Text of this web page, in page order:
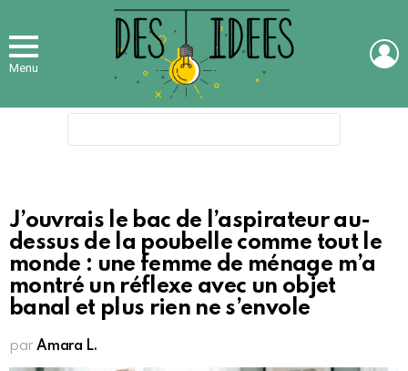
Menu
J’ouvrais le bac de l’aspirateur au-
dessus de la poubelle comme tout le
monde : une femme de ménage m’a
montré un réflexe avec un objet
banal et plus rien ne s’envole
par Amara L.